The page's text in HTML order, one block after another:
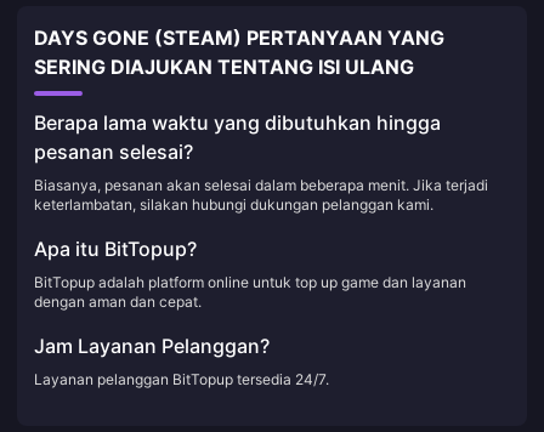
DAYS GONE (STEAM) PERTANYAAN YANG
SERING DIAJUKAN TENTANG ISI ULANG
Berapa lama waktu yang dibutuhkan hingga
pesanan selesai?
Biasanya, pesanan akan selesai dalam beberapa menit. Jika terjadi
keterlambatan, silakan hubungi dukungan pelanggan kami.
Apa itu BitTopup?
BitTopup adalah platform online untuk top up game dan layanan
dengan aman dan cepat.
Jam Layanan Pelanggan?
Layanan pelanggan BitTopup tersedia 24/7.